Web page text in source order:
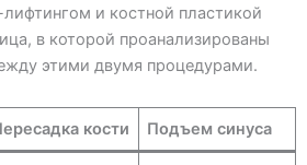
и костной пластикой
в которой проанализированы
этими двумя процедурами.
кости Подъем синуса